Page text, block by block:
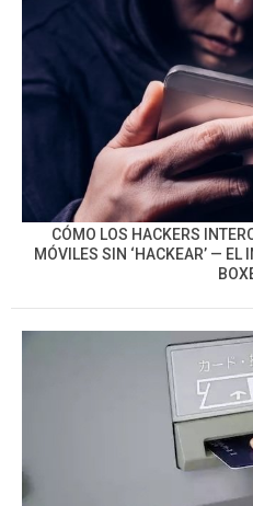
CÓMO LOS HACKERS
MÓVILES SIN ‘HACKEAR’ — EL